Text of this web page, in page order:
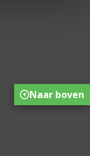
Naar boven